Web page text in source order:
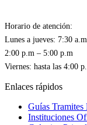
Horario de atención:
Lunes a jueves: 7:30
2:00 p.m – 5:00 p.m
Enlaces rápidos
Guías
Instituciones